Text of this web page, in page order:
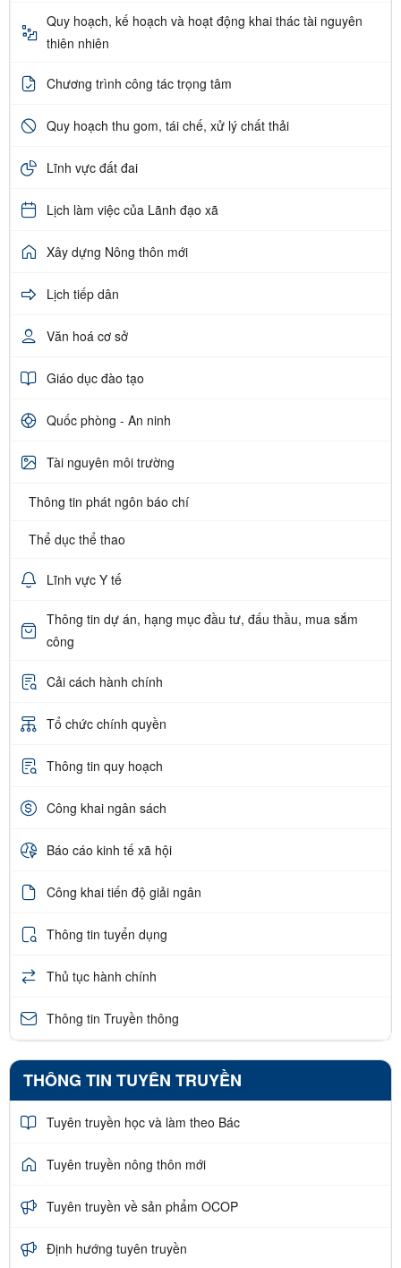
Quy hoạch, kế hoạch và hoạt động khai thác tài nguyên
thiên nhiên
Chương trình công tác trọng tâm
Quy hoạch thu gom, tái chế, xử lý chất thải
Lĩnh vực đất đai
Lịch làm việc của Lãnh đạo xã
Xây dựng Nông thôn mới
Lịch tiếp dân
Văn hoá cơ sở
Giáo dục đào tạo
Quốc phòng - An ninh
Tài nguyên môi trường
Thông tin phát ngôn báo chí
Thể dục thể thao
Lĩnh vực Y tế
Thông tin dự án, hạng mục đầu tư, đấu thầu, mua sắm
công
Cải cách hành chính
Tổ chức chính quyền
Thông tin quy hoạch
Công khai ngân sách
Báo cáo kinh tế xã hội
Công khai tiến độ giải ngân
Thông tin tuyển dụng
Thủ tục hành chính
Thông tin Truyền thông
THÔNG TIN TUYÊN TRUYỀN
Tuyên truyền học và làm theo Bác
Tuyên truyền nông thôn mới
Tuyên truyền về sản phẩm OCOP
Định hướng tuyên truyền